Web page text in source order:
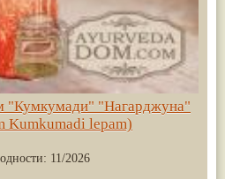
"Кумкумади" "Нагарджуна"
Kumkumadi lepam)
11/2026